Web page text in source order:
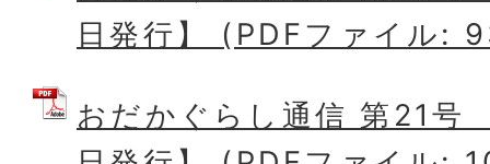
日発行】 (PDFファイル:
おだかぐらし通信 第21号